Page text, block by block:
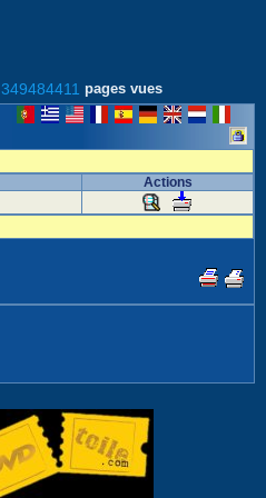
349484411 pages vues
Actions